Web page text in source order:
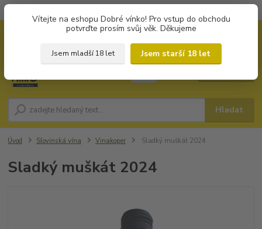
Vítejte na eshopu Dobré vínko! Pro vstup do obchodu
potvrďte prosím svůj věk. Děkujeme
Jsem mladší 18 let
Jsem starší 18 let
Hledat
Úvod Slovinská vína Vinakoper Sladký muškát 2024
Sladký muškát 2024